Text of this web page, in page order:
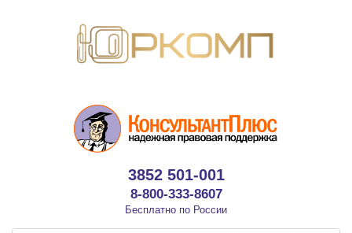
3852 501-001
8-800-333-8607
Бесплатно по России